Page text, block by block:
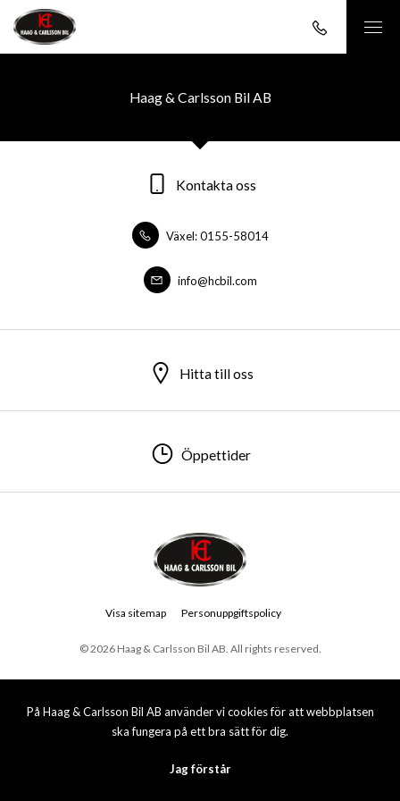
På Haag & Carlsson Bil AB använder vi cookies för att webbplatsen
ska fungera på ett bra sätt för dig.
Jag förstår
Haag & Carlsson Bil AB
Kontakta oss
Växel: 0155-58014
info@hcbil.com
Hitta till oss
Öppettider
© 2026 Haag & Carlsson Bil AB. All rights reserved.
Visa sitemap Personuppgiftspolicy